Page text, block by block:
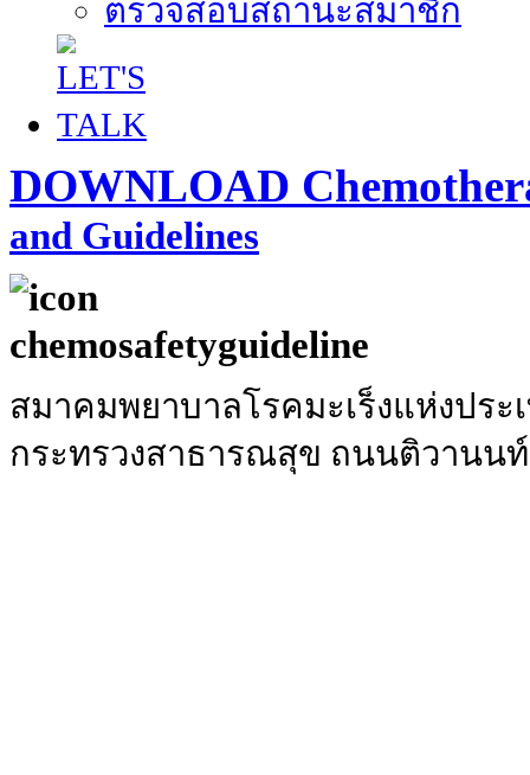
ตรวจสอบสถานะสมาชิก
DOWNLOAD
and Guidelines
สมาคมพยาบาลโรคมะเร็งแห่งปร
กระทรวงสาธารณสุข ถนนติวานน